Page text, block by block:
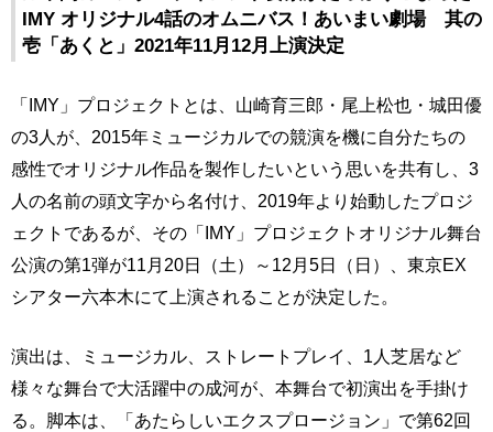
IMY オリジナル4話のオムニバス！あいまい劇場 其の
壱「あくと」2021年11月12月上演決定
「IMY」プロジェクトとは、山崎育三郎・尾上松也・城田優
の3人が、2015年ミュージカルでの競演を機に自分たちの
感性でオリジナル作品を製作したいという思いを共有し、3
人の名前の頭文字から名付け、2019年より始動したプロジ
ェクトであるが、その「IMY」プロジェクトオリジナル舞台
公演の第1弾が11月20日（土）～12月5日（日）、東京EX
シアター六本木にて上演されることが決定した。
演出は、ミュージカル、ストレートプレイ、1人芝居など
様々な舞台で大活躍中の成河が、本舞台で初演出を手掛け
る。脚本は、「あたらしいエクスプロージョン」で第62回